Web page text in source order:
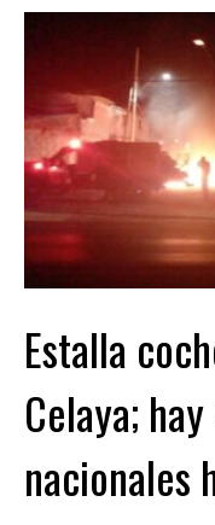
Estalla
Celaya;
nacionales